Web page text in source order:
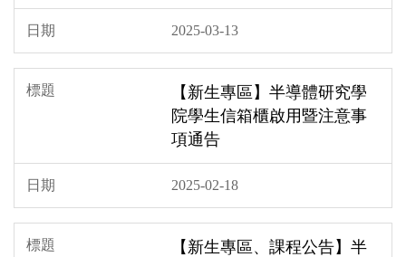
2025-03-13
【新生專區】半導體研究學
院學生信箱櫃啟用暨注意事
項通告
2025-02-18
【新生專區、課程公告】半